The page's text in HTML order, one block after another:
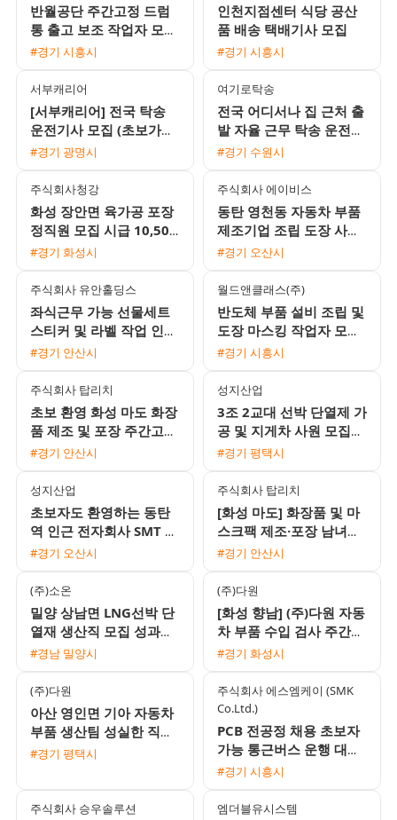
반월공단 주간고정 드럼
통 출고 보조 작업자 모집
(일급 및 주급 가능, 통근
#경기 시흥시
인천지점센터 식당 공산
품 배송 택배기사 모집
#경기 시흥시
서부캐리어
[서부캐리어] 전국 탁송
운전기사 모집 (초보가능
/ 일급 18만원 이상 / 자
#경기 광명시
여기로탁송
전국 어디서나 집 근처 출
발 자율 근무 탁송 운전기
사 모집 초보 및 외국인
#경기 수원시
주식회사청강
화성 장안면 육가공 포장
정직원 모집 시급 10,500
원 주간고정 65세 이하 여
스
#경기 화성시
주식회사 에이비스
동탄 영천동 자동차 부품
제조기업 조립 도장 사출
생산직 모집 사출부서 수
#경기 오산시
주식회사 유안홀딩스
좌식근무 가능 선물세트
스티커 및 라벨 작업 인원
모집
#경기 안산시
월드앤클래스(주)
반도체 부품 설비 조립 및
도장 마스킹 작업자 모집
초보 가능
#경기 시흥시
주식회사 탑리치
초보 환영 화성 마도 화장
품 제조 및 포장 주간고정
사원 채용
#경기 안산시
성지산업
3조 2교대 선박 단열제 가
공 및 지게차 사원 모집
상여금과 유류비 지원 1
#경기 평택시
성지산업
초보자도 환영하는 동탄
역 인근 전자회사 SMT 조
립검사 및 오퍼레이터 채
#경기 오산시
주식회사 탑리치
[화성 마도] 화장품 및 마
스크팩 제조·포장 남녀사
원 모집 (주간고정·잔업없
#경기 안산시
(주)소온
밀양 상남면 LNG선박 단
열재 생산직 모집 성과금
110프로 지급 및 근무 형
#경남 밀양시
(주)다원
[화성 향남] (주)다원 자동
차 부품 수입 검사 주간
고정 사원 모집 (유류비
#경기 화성시
(주)다원
아산 영인면 기아 자동차
부품 생산팀 성실한 직원
모집
#경기 평택시
주식회사 에스엠케이 (SMK
Co.Ltd.)
PCB 전공정 채용 초보자
가능 통근버스 운행 대기
업 1차 협력사
#경기 시흥시
주식회사 승우솔루션 엠더블유시스템